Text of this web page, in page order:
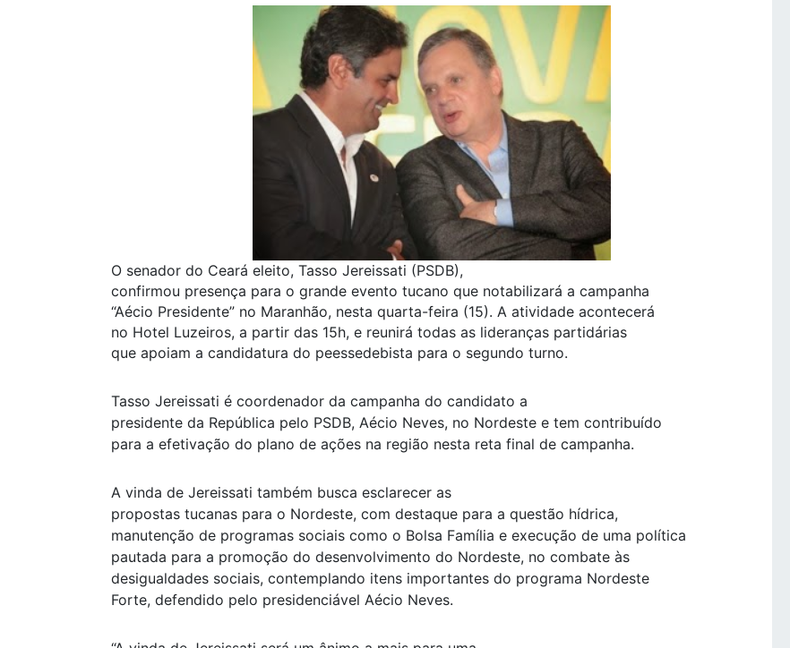
O senador do Ceará eleito, Tasso Jereissati (PSDB),
confirmou presença para o grande evento tucano que notabilizará a campanha
“Aécio Presidente” no Maranhão, nesta quarta-feira (15). A atividade acontecerá
no Hotel Luzeiros, a partir das 15h, e reunirá todas as lideranças partidárias
que apoiam a candidatura do peessedebista para o segundo turno.
Tasso Jereissati é coordenador da campanha do candidato a
presidente da República pelo PSDB, Aécio Neves, no Nordeste e tem contribuído
para a efetivação do plano de ações na região nesta reta final de campanha.
A vinda de Jereissati também busca esclarecer as
propostas tucanas para o Nordeste, com destaque para a questão hídrica,
manutenção de programas sociais como o Bolsa Família e execução de uma política
pautada para a promoção do desenvolvimento do Nordeste, no combate às
desigualdades sociais, contemplando itens importantes do programa Nordeste
Forte, defendido pelo presidenciável Aécio Neves.